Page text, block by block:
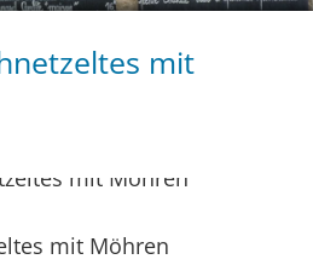
mit
mit Möhren